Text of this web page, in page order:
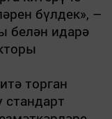
бүлдек», –
белән идарә
торган